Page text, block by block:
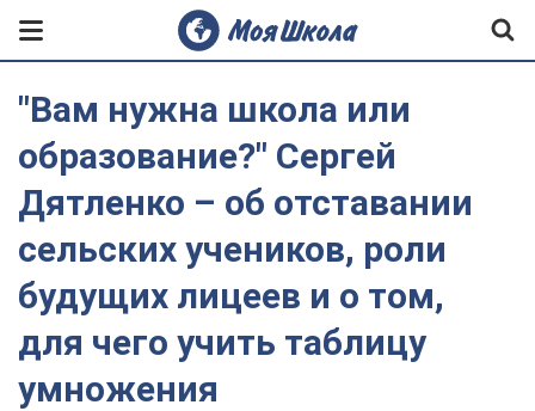
"Вам нужна школа или
образование?" Сергей
Дятленко – об отставании
сельских учеников, роли
будущих лицеев и о том,
для чего учить таблицу
умножения